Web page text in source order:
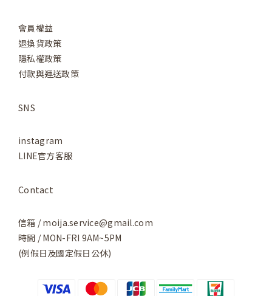
會員權益
退換貨政策
隱私權政策
付款與運送政策
SNS
instagram
LINE官方客服
Contact
信箱 / moija.service@gmail.com
時間 / MON-FRI 9AM~5PM
(例假日及國定假日公休)